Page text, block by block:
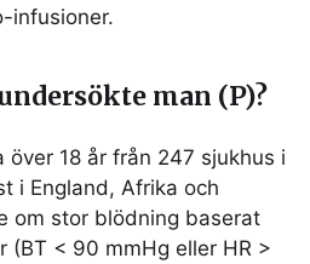
infusioner.
man (P)?
18 år från 247 sjukhus i
i England, Afrika och
om stor blödning baserat
(BT < 90 mmHg eller HR >